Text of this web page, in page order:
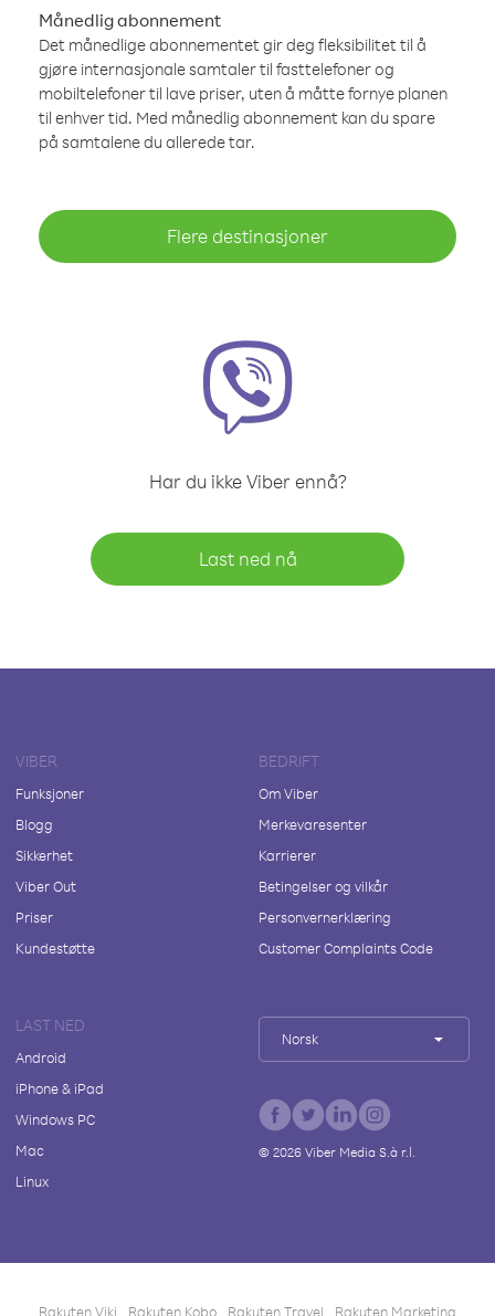
Månedlig abonnement
Det månedlige abonnementet gir deg fleksibilitet til å
gjøre internasjonale samtaler til fasttelefoner og
mobiltelefoner til lave priser, uten å måtte fornye planen
til enhver tid. Med månedlig abonnement kan du spare
på samtalene du allerede tar.
Flere destinasjoner
Har du ikke Viber ennå?
Last ned nå
VIBER
Funksjoner
Blogg
Sikkerhet
Viber Out
Priser
Kundestøtte
BEDRIFT
Om Viber
Merkevaresenter
Karrierer
Betingelser og vilkår
Personvernerklæring
Customer Complaints Code
LAST NED
Android
iPhone & iPad
Windows PC
Mac
Linux
Norsk
© 2026Viber Media S.à r.l.
Rakuten Viki Rakuten Kobo Rakuten Travel Rakuten Marketing